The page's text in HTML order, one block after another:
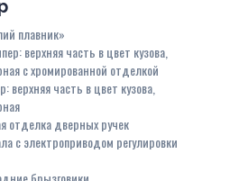
плавник»
верхняя часть в цвет кузова,
с хромированной отделкой
верхняя часть в цвет кузова,
отделка дверных ручек
с электроприводом регулировки